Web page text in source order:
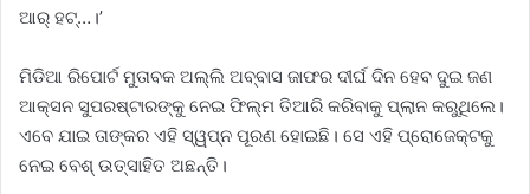
ଆର୍‌ ହଟ୍‌…।’
ମିଡିଆ ରିପୋର୍ଟ ମୁତାବକ ଅଲ୍ଲି ଅବ୍ବାସ ଜାଫର ଦୀର୍ଘ ଦିନ ହେବ ଦୁଇ ଜଣ
ଆକ୍ସନ ସୁପରଷ୍ଟାରଙ୍କୁ ନେଇ ଫିଲ୍ମ ତିଆରି କରିବାକୁ ପ୍ଲାନ କରୁଥିଲେ।
ଏବେ ଯାଇ ତାଙ୍କର ଏହି ସ୍ୱପ୍ନ ପୂରଣ ହୋଇଛି। ସେ ଏହି ପ୍ରୋଜେକ୍ଟକୁ
ନେଇ ବେଶ୍‌ ଉତ୍ସାହିତ ଅଛନ୍ତି।